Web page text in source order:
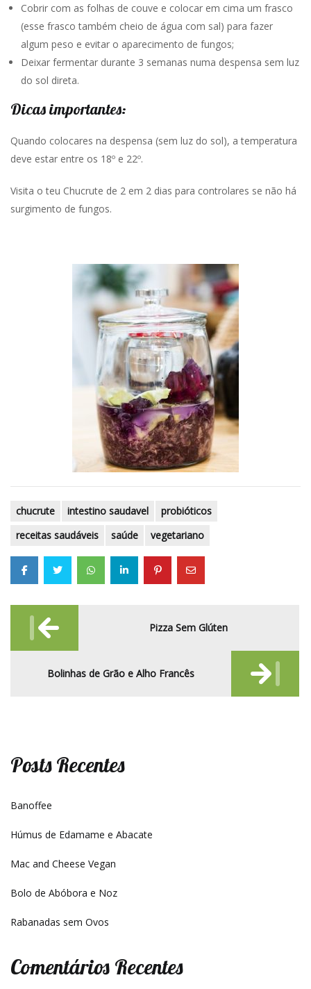
Cobrir com as folhas de couve e colocar em cima um frasco
(esse frasco também cheio de água com sal) para fazer
algum peso e evitar o aparecimento de fungos;
Deixar fermentar durante 3 semanas numa despensa sem luz
do sol direta.
Dicas importantes:
Quando colocares na despensa (sem luz do sol), a temperatura
deve estar entre os 18º e 22º.
Visita o teu Chucrute de 2 em 2 dias para controlares se não há
surgimento de fungos.
chucrute intestino saudavel
probióticos
receitas saudáveis
saúde vegetariano
Post
navigation
Pizza Sem Glúten
Bolinhas de Grão e Alho Francês
Posts Recentes
Banoffee
Húmus de Edamame e Abacate
Mac and Cheese Vegan
Bolo de Abóbora e Noz
Rabanadas sem Ovos
Comentários Recentes